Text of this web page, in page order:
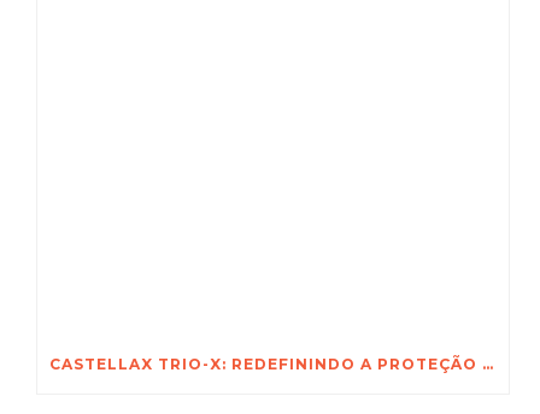
CASTELLAX TRIO-X: REDEFININDO A PROTEÇÃO NÃO LETAL PARA OS ATIVOS MAIS VALIOSOS DA ÁFRICA